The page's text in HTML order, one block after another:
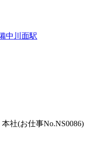
中川面駅
社(お仕事No.NS0086)